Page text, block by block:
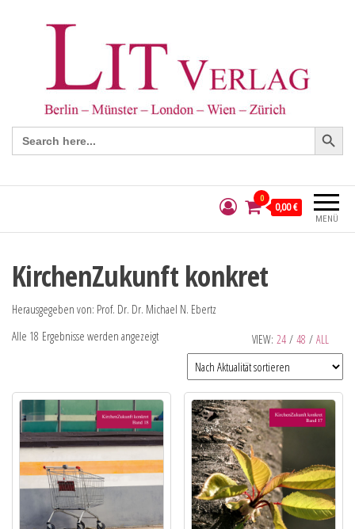
Search
for:
Search Button
MENÜ
0
0,00 €
KirchenZukunft konkret
Herausgegeben von: Prof. Dr. Dr. Michael N. Ebertz
VIEW: 24 / 48 / ALL
Alle 18 Ergebnisse werden angezeigt